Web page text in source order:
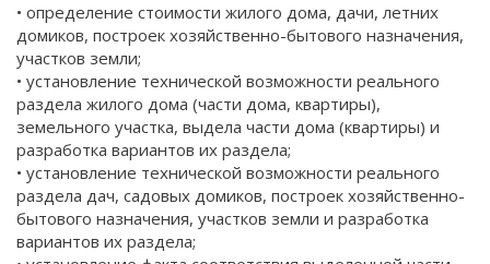
• определение стоимости жилого дома, дачи, летних
домиков, построек хозяйственно-бытового назначения,
участков земли;
• установление технической возможности реального
раздела жилого дома (части дома, квартиры),
земельного участка, выдела части дома (квартиры) и
разработка вариантов их раздела;
• установление технической возможности реального
раздела дач, садовых домиков, построек хозяйственно-
бытового назначения, участков земли и разработка
вариантов их раздела;